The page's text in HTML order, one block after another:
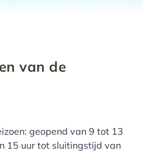
van de
geopend van 9 tot 13
15 uur tot sluitingstijd van